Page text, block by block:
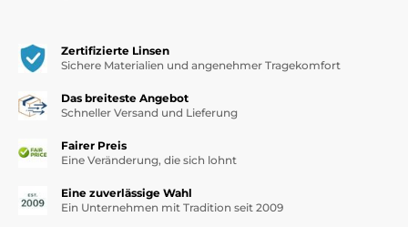
Zertifizierte Linsen
Sichere Materialien und angenehmer Tragekomfort
Das breiteste Angebot
Schneller Versand und Lieferung
Fairer Preis
Eine Veränderung, die sich lohnt
Eine zuverlässige Wahl
Ein Unternehmen mit Tradition seit 2009